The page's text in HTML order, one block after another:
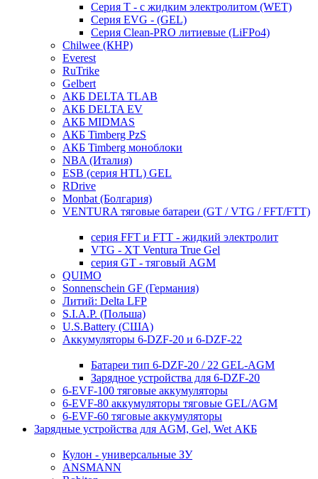
Серия T - с жидким электролитом (WET)
Серия EVG - (GEL)
Серия Clean-PRO литиевые (LiFPo4)
Chilwee (КНР)
Everest
RuTrike
Gelbert
АКБ DELTA TLAB
АКБ DELTA EV
АКБ MIDMAS
АКБ Timberg PzS
АКБ Timberg моноблоки
NBA (Италия)
ESB (серия HTL) GEL
RDrive
Monbat (Болгария)
VENTURA тяговые батареи (GT / VTG / FFT/FTT)
серия FFT и FTT - жидкий электролит
VTG - XT Ventura True Gel
серия GT - тяговый AGM
QUIMO
Sonnenschein GF (Германия)
Литий: Delta LFP
S.I.A.P. (Польша)
U.S.Battery (США)
Аккумуляторы 6-DZF-20 и 6-DZF-22
Батареи тип 6-DZF-20 / 22 GEL-AGM
Зарядное устройства для 6-DZF-20
6-EVF-100 тяговые аккумуляторы
6-EVF-80 аккумуляторы тяговые GEL/AGM
6-EVF-60 тяговые аккумуляторы
Зарядные устройства для AGM, Gel, Wet АКБ
Кулон - универсальные ЗУ
ANSMANN